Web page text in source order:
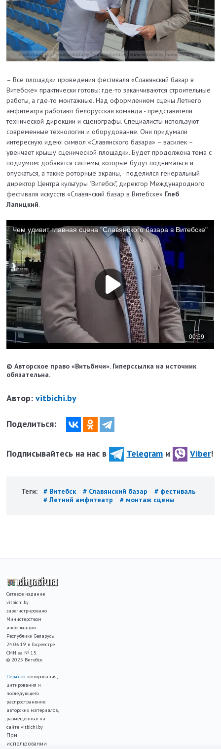
– Все площадки проведения фестиваля «Славянский базар в
Витебске» практически готовы: где-то заканчиваются строительные
работы, а где-то монтажные. Над оформлением сцены Летнего
амфитеатра работают белорусская команда - представители
технической дирекции и сценографы. Специалисты используют
современные технологии и оборудование. Они придумали
интересную идею: символ «Славянского базара» – василек –
увенчает крышу сценической площадки. Будет продолжена тема с
подиумом: добавятся системы, которые будут подниматься и
опускаться, а также роторные экраны, - поделился генеральный
директор Центра культуры "Витебск", директор Международного
фестиваля искусств «Славянский базар в Витебске» Глеб
Лапицкий.
© Авторское право «Витьбичи». Гиперссылка на источник
обязательна.
Автор:vitbichi.by
Поделиться:
Подписывайтесь на нас в Telegram и Viber!
Теги: # Витебск # Славянский базар
# фестиваль
# Летний амфитеатр
# монтаж сцены
Сетевое издание
vitbichi.by
зарегистрировано
Министерством
информации
Республики Беларусь
24.06.19 в Госреестре
СМИ за № 15.
© 2025 Витебск
Порядок копирования,
цитирования и
последующего
распространение
авторских материалов,
размещенных на
сайте vitbichi.by
При
использовании